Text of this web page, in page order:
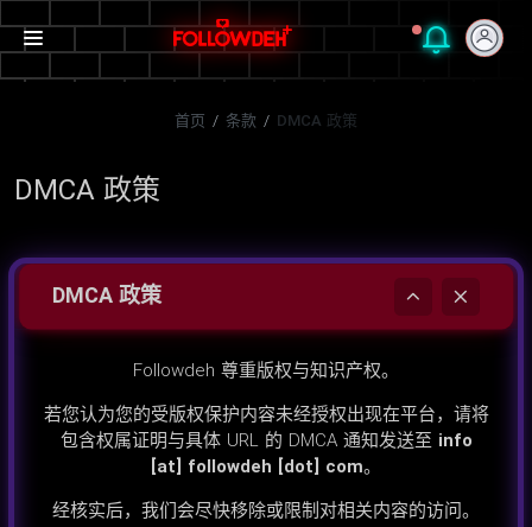
首页 / 条款 / DMCA 政策
DMCA 政策
DMCA 政策
Followdeh 尊重版权与知识产权。
若您认为您的受版权保护内容未经授权出现在平台，请将
包含权属证明与具体 URL 的 DMCA 通知发送至 info
[at] followdeh [dot] com。
经核实后，我们会尽快移除或限制对相关内容的访问。